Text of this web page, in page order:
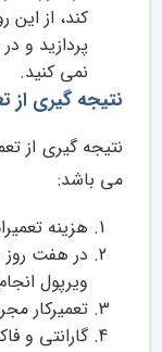
کند، از
پردازید و
نمی کنید.
نتیجه گیری از
نتیجه گیری از
می باشد:
هزینه
در هفت روز
ویرپول
تعمیرکار
گارانتی و